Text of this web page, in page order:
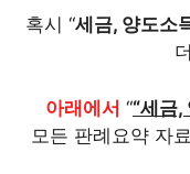
혹시 “세금, 양도소
아래에서 ““세금,
모든 판례요약 자